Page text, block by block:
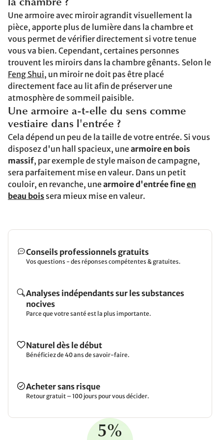
la chambre ?
Une armoire avec miroir agrandit visuellement la
pièce, apporte plus de lumière dans la chambre et
vous permet de vérifier directement si votre tenue
vous va bien. Cependant, certaines personnes
trouvent les miroirs dans la chambre gênants. Selon le
Feng Shui, un miroir ne doit pas être placé
directement face au lit afin de préserver une
atmosphère de sommeil paisible.
Une armoire a-t-elle du sens comme
vestiaire dans l'entrée ?
Cela dépend un peu de la taille de votre entrée. Si vous
disposez d'un hall spacieux, unearmoire en bois
massif, par exemple de style maison de campagne,
sera parfaitement mise en valeur. Dans un petit
couloir, en revanche, unearmoire d'entréefineen
beau bois sera mieux mise en valeur.
Conseils professionnels gratuits
Vos questions - des réponses compétentes & gratuites.
Analyses indépendants sur les substances
nocives
Parce que votre santé est la plus importante.
Naturel dès le début
Bénéficiez de 40 ans de savoir-faire.
Acheter sans risque
Retour gratuit – 100 jours pour vous décider.